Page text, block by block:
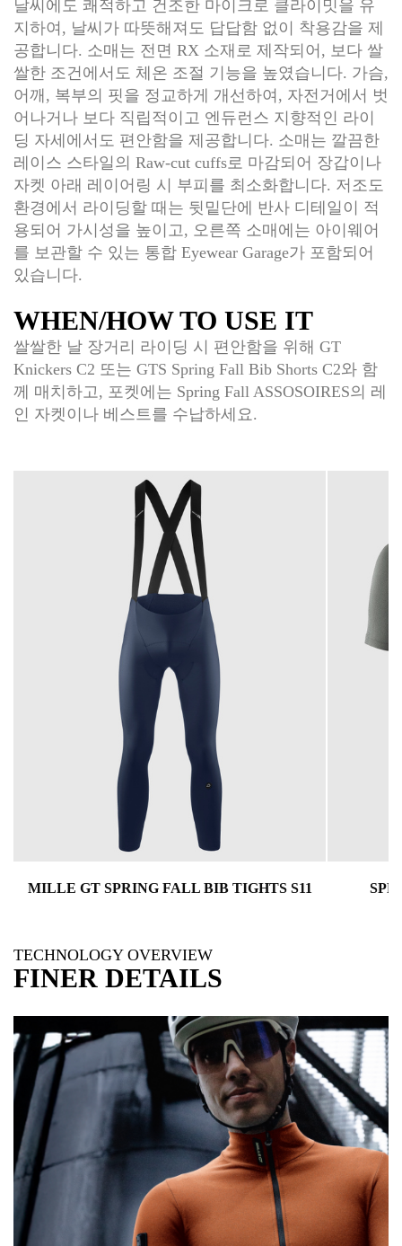
날씨에도 쾌적하고 건조한 마이크로 클라이밋을 유
지하여, 날씨가 따뜻해져도 답답함 없이 착용감을 제
공합니다. 소매는 전면 RX 소재로 제작되어, 보다 쌀
쌀한 조건에서도 체온 조절 기능을 높였습니다. 가슴,
어깨, 복부의 핏을 정교하게 개선하여, 자전거에서 벗
어나거나 보다 직립적이고 엔듀런스 지향적인 라이
딩 자세에서도 편안함을 제공합니다. 소매는 깔끔한
레이스 스타일의 Raw-cut cuffs로 마감되어 장갑이나
자켓 아래 레이어링 시 부피를 최소화합니다. 저조도
환경에서 라이딩할 때는 뒷밑단에 반사 디테일이 적
용되어 가시성을 높이고, 오른쪽 소매에는 아이웨어
를 보관할 수 있는 통합 Eyewear Garage가 포함되어
있습니다.
WHEN/HOW TO USE IT
쌀쌀한 날 장거리 라이딩 시 편안함을 위해 GT
Knickers C2 또는 GTS Spring Fall Bib Shorts C2와 함
께 매치하고, 포켓에는 Spring Fall ASSOSOIRES의 레
인 자켓이나 베스트를 수납하세요.
MILLE GT SPRING FALL BIB TIGHTS S11
TECHNOLOGY OVERVIEW
FINER DETAILS